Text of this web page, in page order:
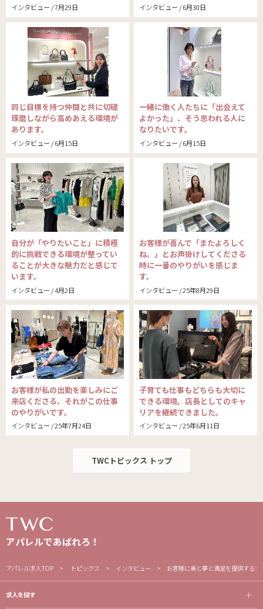
インタビュー / 7月29日 インタビュー / 6月30日
インタビュー / 6月15日
同じ目標を持つ仲間と共に切磋
琢磨しながら高めあえる環境が
あります。
インタビュー / 6月15日
一緒に働く人たちに「出会えて
よかった」、そう思われる人に
なりたいです。
インタビュー / 4月2日
自分が「やりたいこと」に積極
的に挑戦できる環境が整ってい
ることが大きな魅力だと感じて
います。
インタビュー / 25年8月29日
お客様が喜んで「またよろしく
ね。」とお声掛けしてくださる
時に一番のやりがいを感じま
す。
インタビュー / 25年7月24日
お客様が私の出勤を楽しみにご
来店くださる、それがこの仕事
のやりがいです。
インタビュー / 25年6月11日
子育ても仕事もどちらも大切に
できる環境。店長としてのキャ
リアを継続できました。
TWCトピックス トップ
アパレルであばれろ！
アパレル求人TOP トピックス インタビュー お客様に美と夢と満足を提供する
求人を探す